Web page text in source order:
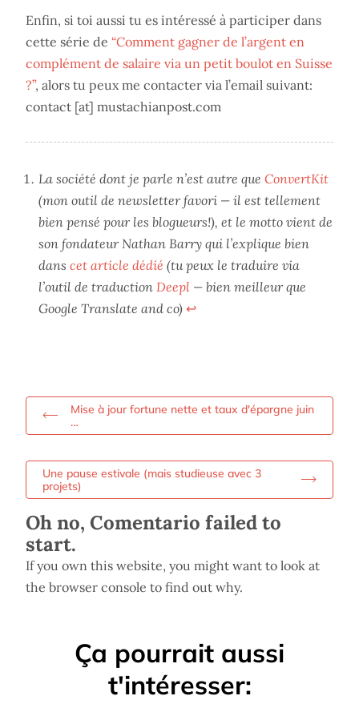
Enfin, si toi aussi tu es intéressé à participer dans
cette série de “Comment gagner de l’argent en
complément de salaire via un petit boulot en Suisse
?”, alors tu peux me contacter via l’email suivant:
contact [at] mustachianpost.com
La société dont je parle n’est autre que ConvertKit
(mon outil de newsletter favori — il est tellement
bien pensé pour les blogueurs!), et le motto vient de
son fondateur Nathan Barry qui l’explique bien
dans cet article dédié (tu peux le traduire via
l’outil de traduction Deepl — bien meilleur que
Google Translate and co) ↩︎
Mise à jour fortune nette et taux d'épargne juin
…
Une pause estivale (mais studieuse avec 3
projets)
Oh no, Comentario failed to
start.
If you own this website, you might want to look at
the browser console to find out why.
Ça pourrait aussi
t'intéresser: